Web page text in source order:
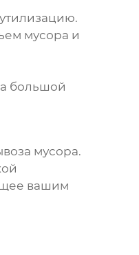
мусора и
большой
мусора.
вашим